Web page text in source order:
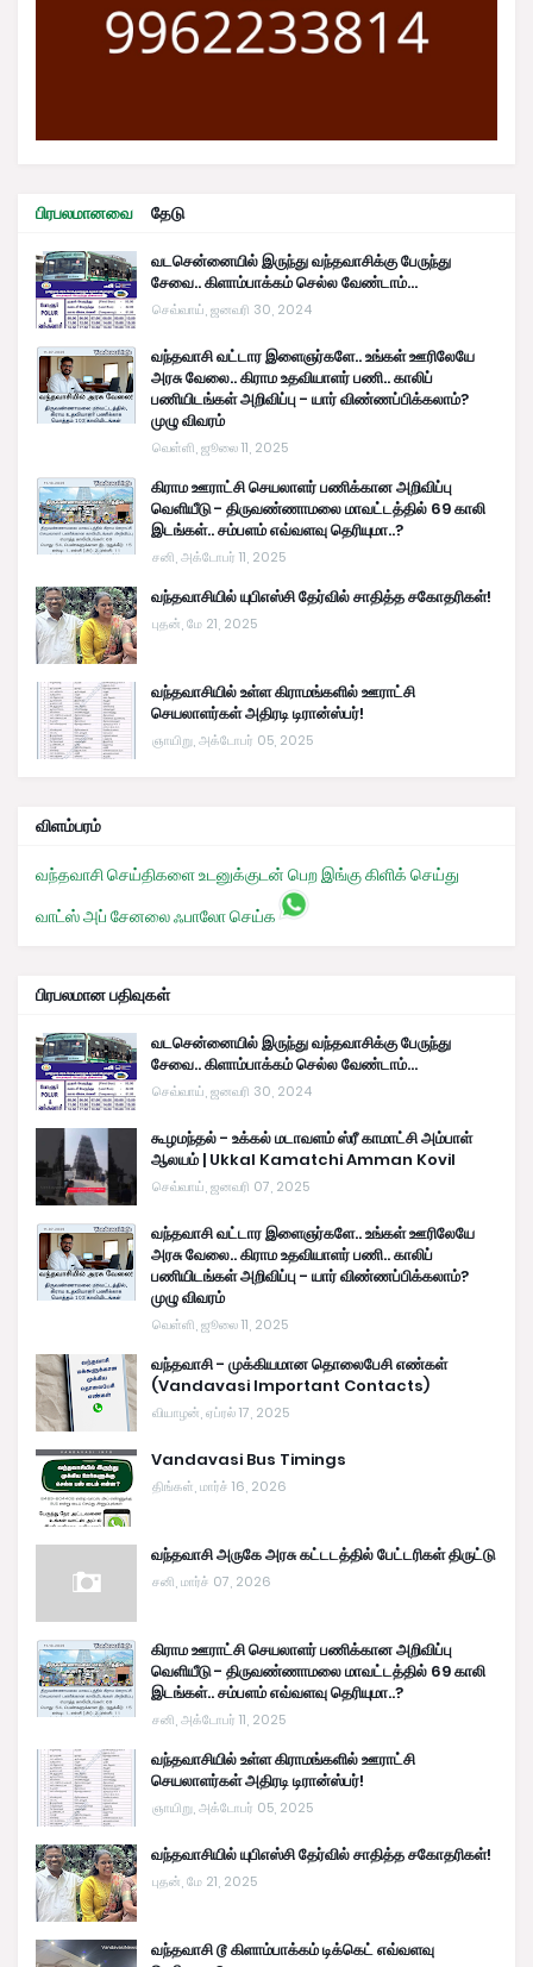
பிரபலமானவை தேடு
வடசென்னையில் இருந்து வந்தவாசிக்கு பேருந்து
சேவை.. கிளாம்பாக்கம் செல்ல வேண்டாம்...
செவ்வாய், ஜனவரி 30, 2024
வந்தவாசி வட்டார இளைஞர்களே.. உங்கள் ஊரிலேயே
அரசு வேலை.. கிராம உதவியாளர் பணி.. காலிப்
பணியிடங்கள் அறிவிப்பு - யார் விண்ணப்பிக்கலாம்?
முழு விவரம்
வெள்ளி, ஜூலை 11, 2025
கிராம ஊராட்சி செயலாளர் பணிக்கான அறிவிப்பு
வெளியீடு - திருவண்ணாமலை மாவட்டத்தில் 69 காலி
இடங்கள்.. சம்பளம் எவ்வளவு தெரியுமா..?
சனி, அக்டோபர் 11, 2025
வந்தவாசியில் யுபிஎஸ்சி தேர்வில் சாதித்த சகோதரிகள்!
புதன், மே 21, 2025
வந்தவாசியில் உள்ள கிராமங்களில் ஊராட்சி
செயலாளர்கள் அதிரடி டிரான்ஸ்பர்!
ஞாயிறு, அக்டோபர் 05, 2025
விளம்பரம்
வந்தவாசி செய்திகளை உடனுக்குடன் பெற இங்கு கிளிக் செய்து
வாட்ஸ் அப் சேனலை ஃபாலோ செய்க
பிரபலமான பதிவுகள்
வடசென்னையில் இருந்து வந்தவாசிக்கு பேருந்து
சேவை.. கிளாம்பாக்கம் செல்ல வேண்டாம்...
செவ்வாய், ஜனவரி 30, 2024
கூழமந்தல் - உக்கல் மடாவளம் ஸ்ரீ காமாட்சி அம்பாள்
ஆலயம் | Ukkal Kamatchi Amman Kovil
செவ்வாய், ஜனவரி 07, 2025
வந்தவாசி வட்டார இளைஞர்களே.. உங்கள் ஊரிலேயே
அரசு வேலை.. கிராம உதவியாளர் பணி.. காலிப்
பணியிடங்கள் அறிவிப்பு - யார் விண்ணப்பிக்கலாம்?
முழு விவரம்
வெள்ளி, ஜூலை 11, 2025
வந்தவாசி - முக்கியமான தொலைபேசி எண்கள்
(Vandavasi Important Contacts)
வியாழன், ஏப்ரல் 17, 2025
Vandavasi Bus Timings
திங்கள், மார்ச் 16, 2026
வந்தவாசி அருகே அரசு கட்டடத்தில் பேட்டரிகள் திருட்டு
சனி, மார்ச் 07, 2026
கிராம ஊராட்சி செயலாளர் பணிக்கான அறிவிப்பு
வெளியீடு - திருவண்ணாமலை மாவட்டத்தில் 69 காலி
இடங்கள்.. சம்பளம் எவ்வளவு தெரியுமா..?
சனி, அக்டோபர் 11, 2025
வந்தவாசியில் உள்ள கிராமங்களில் ஊராட்சி
செயலாளர்கள் அதிரடி டிரான்ஸ்பர்!
ஞாயிறு, அக்டோபர் 05, 2025
வந்தவாசியில் யுபிஎஸ்சி தேர்வில் சாதித்த சகோதரிகள்!
புதன், மே 21, 2025
வந்தவாசி டூ கிளாம்பாக்கம் டிக்கெட் எவ்வளவு